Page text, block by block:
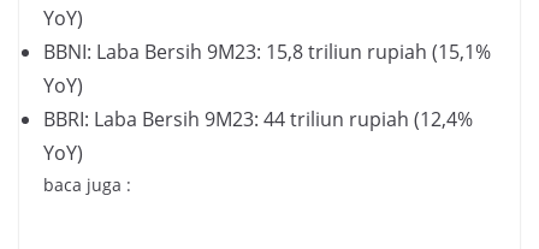
YoY)
BBNI: Laba Bersih 9M23: 15,8 triliun rupiah (15,1%
YoY)
BBRI: Laba Bersih 9M23: 44 triliun rupiah (12,4%
YoY)
baca juga :